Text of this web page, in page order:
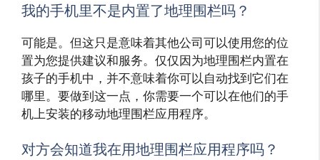
我的手机里不是内置了地理围栏吗？
可能是。但这只是意味着其他公司可以使用您的位
置为您提供建议和服务。仅仅因为地理围栏内置在
孩子的手机中，并不意味着你可以自动找到它们在
哪里。要做到这一点，你需要一个可以在他们的手
机上安装的移动地理围栏应用程序。
对方会知道我在用地理围栏应用程序吗？